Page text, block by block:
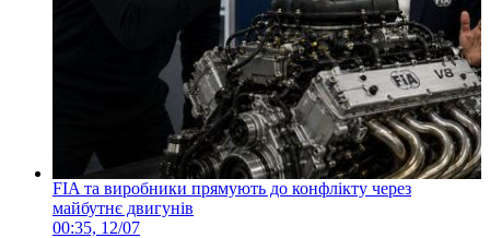
FIA та виробники прямують до конфлікту через
майбутнє двигунів
00:35, 12/07